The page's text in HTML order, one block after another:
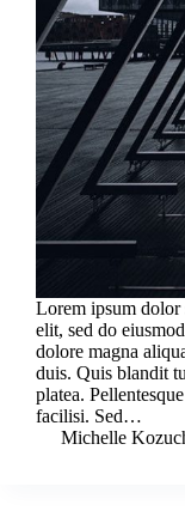
Lorem ipsum dolor
elit, sed do
dolore magna
duis. Quis blandit
platea.
facilisi. Sed…
Michelle